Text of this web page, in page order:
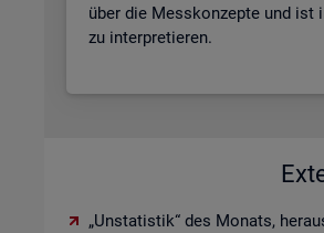
über die Mess­kon­zep­te und ist
zu in­ter­pre­tie­ren.
„Unstatistik“ des Monats,